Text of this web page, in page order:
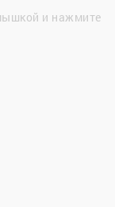
и нажмите